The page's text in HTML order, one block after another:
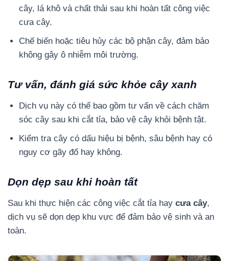
cây, lá khô và chất thải sau khi hoàn tất công việc
cưa cây.
Chế biến hoặc tiêu hủy các bộ phận cây, đảm bảo
không gây ô nhiễm môi trường.
Tư vấn, đánh giá sức khỏe cây xanh
Dịch vụ này có thể bao gồm tư vấn về cách chăm
sóc cây sau khi cắt tỉa, bảo vệ cây khỏi bệnh tật.
Kiểm tra cây có dấu hiệu bị bệnh, sâu bệnh hay có
nguy cơ gãy đổ hay không.
Dọn dẹp sau khi hoàn tất
Sau khi thực hiện các công việc cắt tỉa hay cưa cây,
dịch vụ sẽ dọn dẹp khu vực để đảm bảo vệ sinh và an
toàn.